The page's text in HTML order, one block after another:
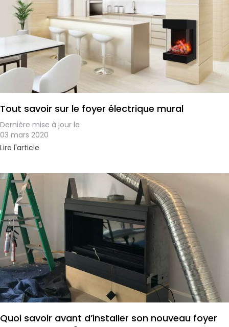
Tout savoir sur le foyer électrique mural
Dernière mise à jour le
03 mars 2020
Lire l'article
Quoi savoir avant d’installer son nouveau foyer